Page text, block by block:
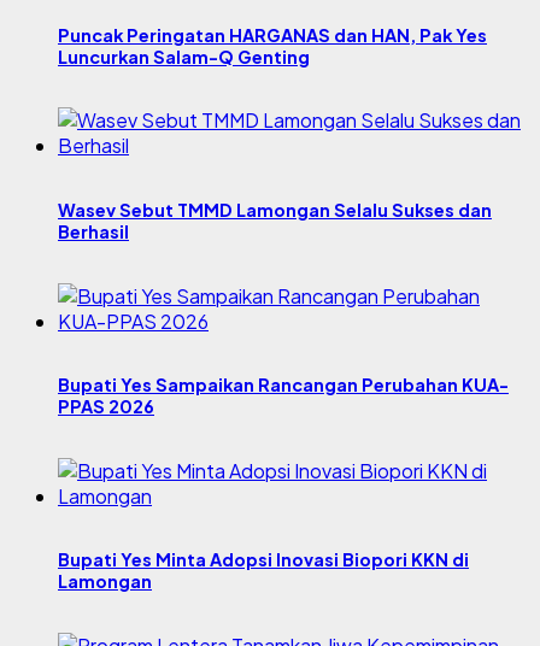
Puncak Peringatan HARGANAS dan HAN, Pak Yes
Luncurkan Salam-Q Genting
Wasev Sebut TMMD Lamongan Selalu Sukses dan
Berhasil
Bupati Yes Sampaikan Rancangan Perubahan KUA-
PPAS 2026
Bupati Yes Minta Adopsi Inovasi Biopori KKN di
Lamongan